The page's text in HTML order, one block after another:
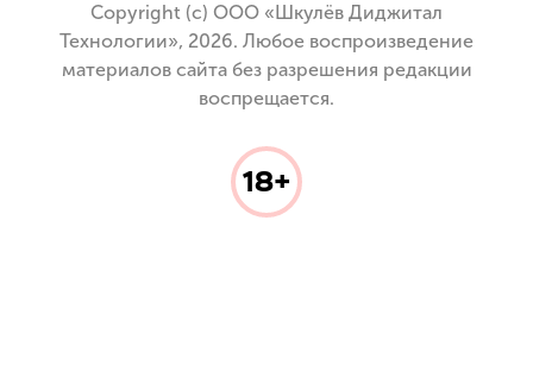
Copyright (с) ООО «Шкулёв Диджитал
Технологии», 2026. Любое воспроизведение
материалов сайта без разрешения редакции
воспрещается.
18+